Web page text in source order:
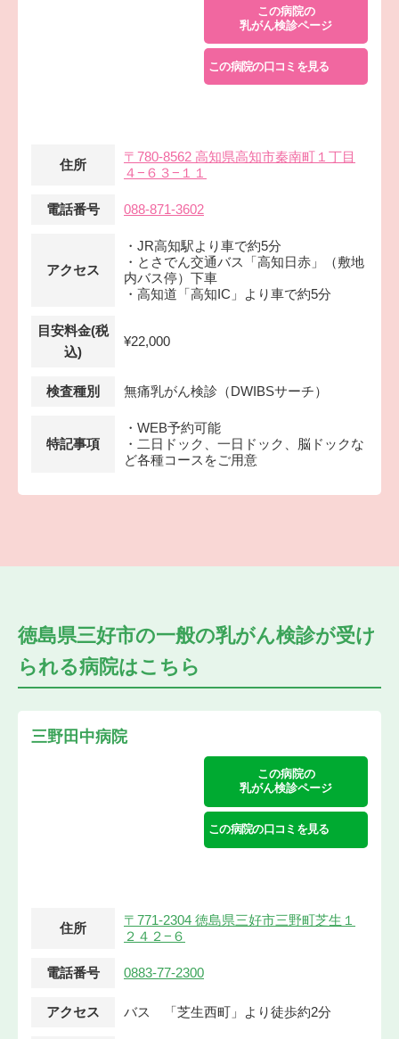
この病院の
乳がん検診ページ
この病院の口コミを見る
住所
〒780-8562 高知県高知市秦南町１丁目
４−６３−１１
電話番号 088-871-3602
アクセス
・JR高知駅より車で約5分
・とさでん交通バス「高知日赤」（敷地
内バス停）下車
・高知道「高知IC」より車で約5分
目安料金(税
込)
¥22,000
検査種別 無痛乳がん検診（DWIBSサーチ）
特記事項
・WEB予約可能
・二日ドック、一日ドック、脳ドックな
ど各種コースをご用意
徳島県三好市の一般の乳がん検診が受け
られる病院はこちら
三野田中病院
この病院の
乳がん検診ページ
この病院の口コミを見る
住所
〒771-2304 徳島県三好市三野町芝生１
２４２−６
電話番号 0883-77-2300
アクセス バス 「芝生西町」より徒歩約2分